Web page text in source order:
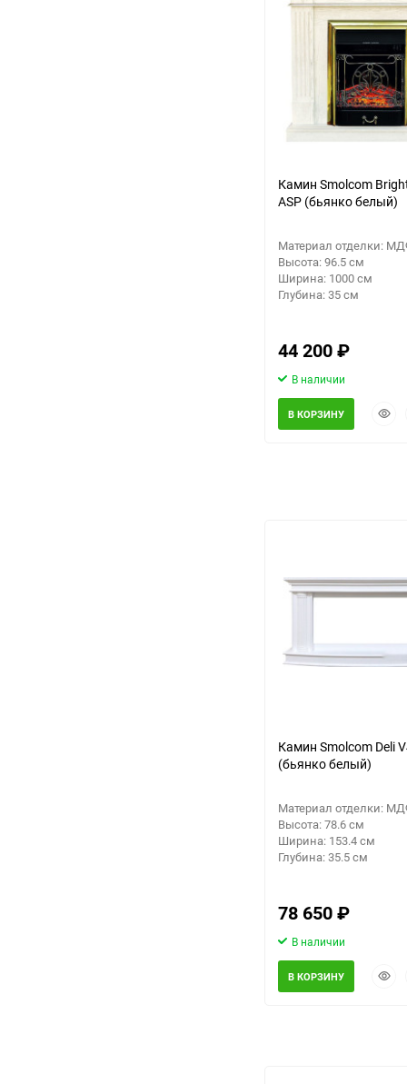
Камин Smolcom
ASP (бьянко белый)
Материал отделки:
Высота: 96.5 см
Ширина: 1000 см
Глубина: 35 см
44 200₽
В наличии
В КОРЗИНУ
Камин Smolcom Deli
(бьянко белый)
Материал отделки:
Высота: 78.6 см
Ширина: 153.4 см
Глубина: 35.5 см
78 650₽
В наличии
В КОРЗИНУ